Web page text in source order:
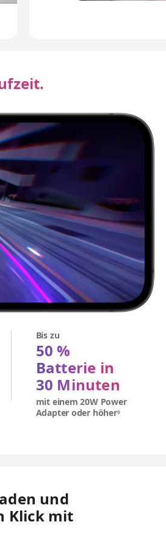
Bis zu
50 %
Batterie in
30 Minuten
mit einem 20W Power
Adapter oder höher◊Siehe
und
Klick mit